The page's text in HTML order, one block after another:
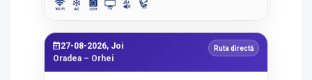
27-08-2026, Joi
Oradea – Orhei
Ruta directă